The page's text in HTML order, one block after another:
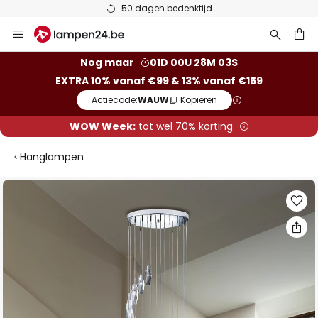
50 dagen bedenktijd
naar
Nog maar
01D 00U 28M 03S
EXTRA 10% vanaf €99 & 13% vanaf €159
Actiecode:WAUW Kopiëren
WOW Week:tot wel 70% korting
Hanglampen
Ga
de
afbeeldingen-